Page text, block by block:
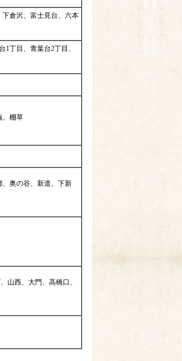
倉沢、富士見台、六本
1丁目、青葉台2丁目、
、棚草
、奥の谷、新道、下新
山西、大門、高橋口、